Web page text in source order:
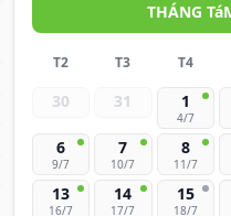
THÁNG
T2 T3 T4
30 31 1
4/7
6
9/7
7
10/7
8
11/7
13
16/7
14
17/7
15
18/7